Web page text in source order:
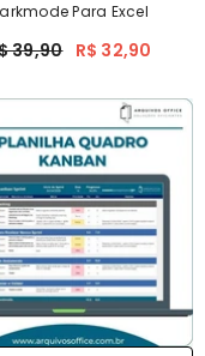
Para Excel
39,90 R$ 32,90